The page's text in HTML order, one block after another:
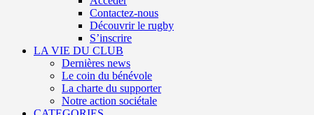
Contactez-nous
Découvrir le rugby
S’inscrire
LA VIE DU CLUB
Dernières news
Le coin du bénévole
La charte du supporter
Notre action sociétale